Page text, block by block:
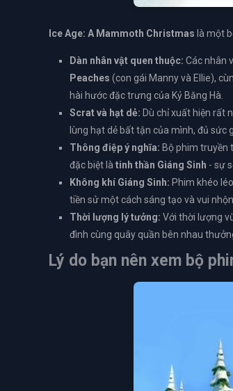
Ice Age: A Mammoth Christmas là một
Dàn nhân vật quen thuộc: Các nhân
Peaches (con gái Manny và Ellie),
hài hước đặc trưng của Kỷ Băng Hà.
Scrat và hạt dẻ: Dù chỉ xuất hiện rất
lùng hạt dẻ bất tận của mình, đủ sức
Thông điệp ý nghĩa: Bộ phim truyền
đặc biệt là tinh thần Giáng Sinh - sự
Không khí Giáng Sinh: Phim khéo
tiền sử một cách sáng tạo và vui nhộn.
Thời lượng lý tưởng: Với thời lượng
đình cùng quây quần bên nhau
Lý do bạn nên xem bộ